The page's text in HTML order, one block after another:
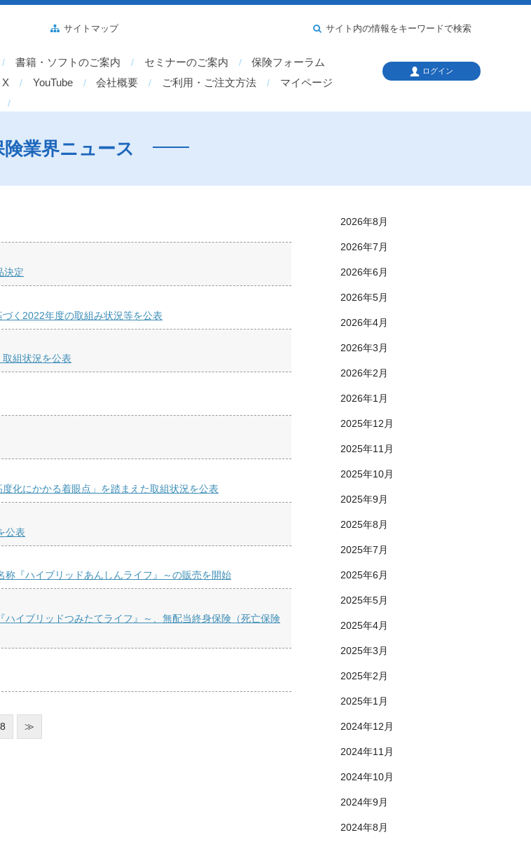
書籍・ソフトのご案内 セミナーのご案内
保険フォーラム
X YouTube 会社概要 ご利用・ご注文方法
マイページ
サイトマップ サイト内の情報をキーワードで検索
ログイン
険業界ニュース
決定
く2022年度の取組み状況等を公表
組状況を公表
化にかかる着眼点」を踏まえた取組状況を公表
公表
『ハイブリッドあんしんライフ』～の販売を開始
イブリッドつみたてライフ』～、無配当終身保険（死亡保険
≫
2026年8月
2026年7月
2026年6月
2026年5月
2026年4月
2026年3月
2026年2月
2026年1月
2025年12月
2025年11月
2025年10月
2025年9月
2025年8月
2025年7月
2025年6月
2025年5月
2025年4月
2025年3月
2025年2月
2025年1月
2024年12月
2024年11月
2024年10月
2024年9月
2024年8月